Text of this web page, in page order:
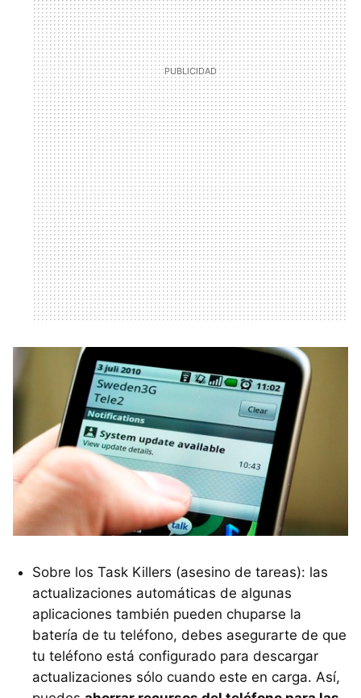
Sobre los Task Killers (asesino de tareas): las
actualizaciones automáticas de algunas
aplicaciones también pueden chuparse la
batería de tu teléfono, debes asegurarte de que
tu teléfono está configurado para descargar
actualizaciones sólo cuando este en carga. Así,